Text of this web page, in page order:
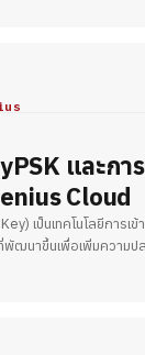
และกา
Cloud
เป็นเทคโนโลยีการเ
พัฒนาขึ้นเพื่อเพิ่มความ